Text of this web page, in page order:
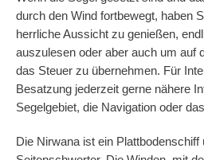
durch den Wind fortbewegt, haben
herrliche Aussicht zu genießen,
auszulesen oder aber auch um auf
das Steuer zu übernehmen. Für
Besatzung jederzeit gerne nähere
Segelgebiet, die Navigation oder
Die Nirwana ist ein